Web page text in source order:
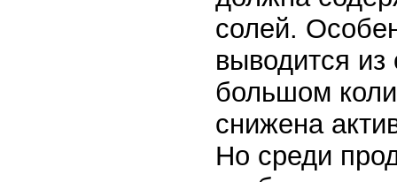
солей.
выводится
большом
снижена
Но среди